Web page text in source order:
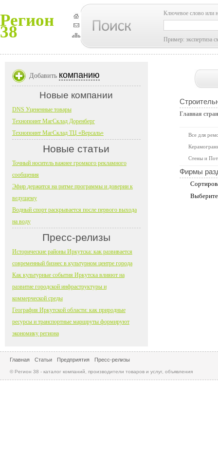
Регион
38
Ключевое слово или
Пример: экспертиза
Главная
Все для
Стены и
Фирмы
Добавить компанию
Новые компании
DNS Уцененные товары
Технопоинт МагСклад Доренберг
Технопоинт МагСклад ТЦ «Версаль»
Новые статьи
Точный носитель важнее громкого рекламного
сообщения
Эфир держится на ритме программы и доверии к
ведущему
Водный спорт раскрывается после первого выхода
на воду
Пресс-релизы
Исторические районы Иркутска: как развивается
современный бизнес в культурном центре города
Как культурные события Иркутска влияют на
развитие городской инфраструктуры и
коммерческой среды
География Иркутской области: как природные
ресурсы и транспортные маршруты формируют
экономику региона
Главная Статьи Предприятия Пресс-релизы
© Регион 38 - каталог компаний, производители товаров и услуг, объявления